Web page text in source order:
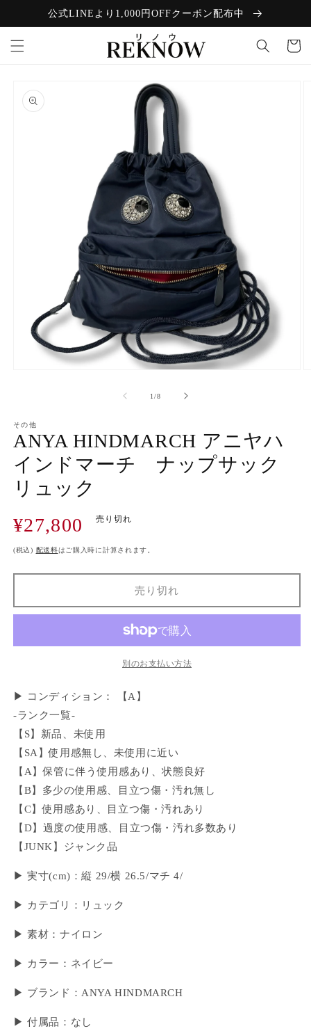
コンテン公式LINEより1,000円OFFクーポン配布中
カ
ー
にスキッ
プ
で
メ
デ
ィ
(1)
を
く
1/の
8
その他
ANYA HINDMARCH アニヤハ
インドマーチ ナップサック
リュック
通
常
価
¥27,800 売り切れ
(税込) 配送料はご購入時に計算されます。
売り切れ
別のお支払い方法
▶ コンディション： 【A】
-ランク一覧-
【S】新品、未使用
【SA】使用感無し、未使用に近い
【A】保管に伴う使用感あり、状態良好
【B】多少の使用感、目立つ傷・汚れ無し
【C】使用感あり、目立つ傷・汚れあり
【D】過度の使用感、目立つ傷・汚れ多数あり
【JUNK】ジャンク品
▶︎ 実寸(cm)：縦 29/横 26.5/マチ 4/
▶ カテゴリ：リュック
▶ 素材：ナイロン
▶ カラー：ネイビー
▶ ブランド：ANYA HINDMARCH
▶ 付属品：なし